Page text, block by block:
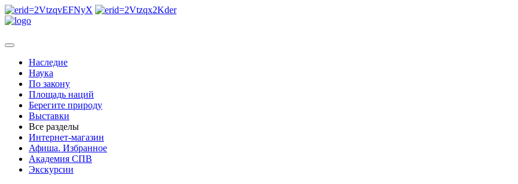
Наследие
Наука
По закону
Площадь наций
Берегите природу
Выставки
Все разделы
Интернет-магазин
Афиша. Избранное
Академия СПВ
Экскурсии